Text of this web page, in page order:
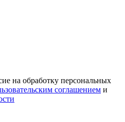
на обработку персональных
соглашением и